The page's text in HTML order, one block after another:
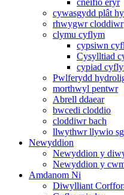
cneifio eryr
cywasgydd plât
rhwygwr cloddiwr
clymu cyflym
cypsiwn
Cysylltiad
cypiad
Pwlferydd
morthwyl pentwr
Abrell ddaear
bwcedi cloddio
cloddiwr bach
llwythwr llywio
Newyddion
Newyddion y
Newyddion y
Amdanom Ni
Diwylliant